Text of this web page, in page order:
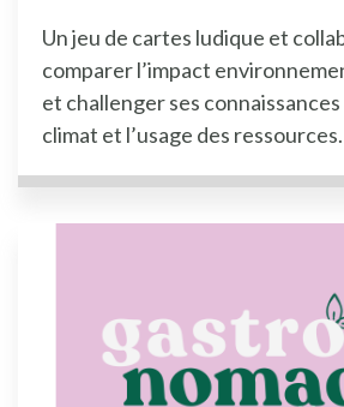
Un jeu de cartes ludique et
comparer l’impact
et challenger ses connaissances
climat et l’usage des ressources.